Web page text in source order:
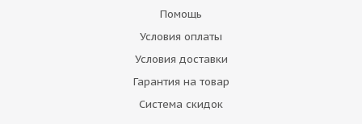
Помощь
Условия оплаты
Условия доставки
Гарантия на товар
Система скидок